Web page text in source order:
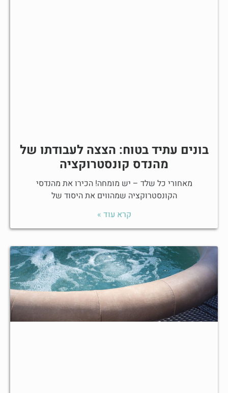
בונים עתיד בטוח: הצצה לעבודתו של
מהנדס קונסטרוקציה
מאחורי כל שלד – יש מומחה! הכירו את מהנדסי
הקונסטרוקציה שמהווים את היסוד של
קרא עוד »